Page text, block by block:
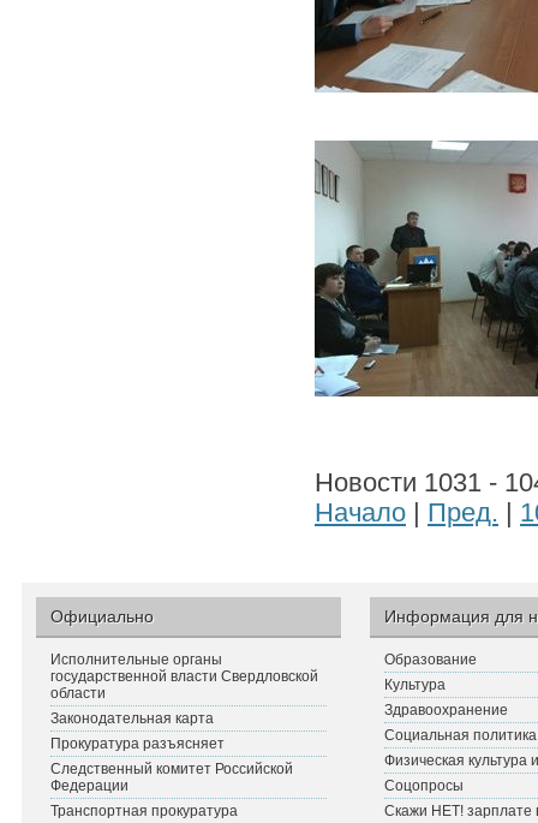
Новости 1031 -
Начало
Пред.
Официально
Исполнительные органы
государственной власти Свердловской
области
Законодательная карта
Прокуратура разъясняет
Следственный комитет Российской
Федерации
Транспортная прокуратура
Информация для
Образование
Культура
Здравоохранение
Социальная политика
Физическая культура
Соцопросы
Скажи НЕТ! зарплате